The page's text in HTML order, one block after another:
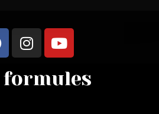
formules